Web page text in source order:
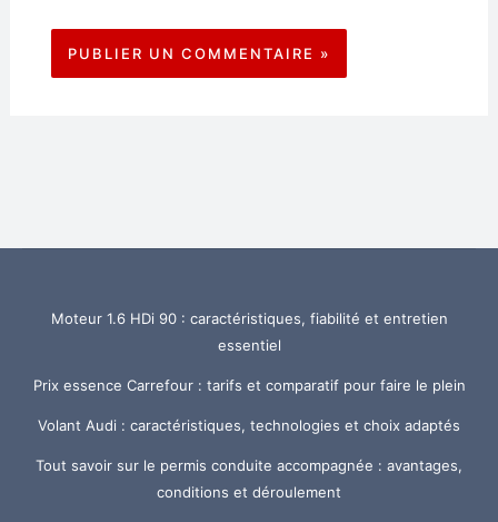
Moteur 1.6 HDi 90 : caractéristiques, fiabilité et entretien
essentiel
Prix essence Carrefour : tarifs et comparatif pour faire le plein
Volant Audi : caractéristiques, technologies et choix adaptés
Tout savoir sur le permis conduite accompagnée : avantages,
conditions et déroulement